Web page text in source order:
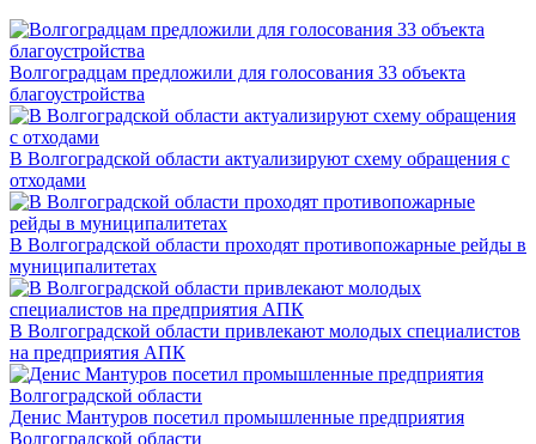
Волгоградцам предложили для голосования 33 объекта
благоустройства
В Волгоградской области актуализируют схему обращения с
отходами
В Волгоградской области проходят противопожарные рейды в
муниципалитетах
В Волгоградской области привлекают молодых специалистов
на предприятия АПК
Денис Мантуров посетил промышленные предприятия
Волгоградской области